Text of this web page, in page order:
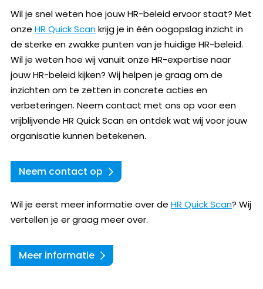
Wil je snel weten hoe jouw HR-beleid ervoor staat? Met
onze HR Quick Scankrijg je in één oogopslag inzicht in
de sterke en zwakke punten van je huidige HR-beleid.
Wil je weten hoe wij vanuit onze HR-expertise naar
jouw HR-beleid kijken? Wij helpen je graag om de
inzichten om te zetten in concrete acties en
verbeteringen. Neem contact met ons op voor een
vrijblijvende HR Quick Scan en ontdek wat wij voor jouw
organisatie kunnen betekenen.
Neem contact op
Wil je eerst meer informatie over de HR Quick Scan? Wij
vertellen je er graag meer over.
Meer informatie